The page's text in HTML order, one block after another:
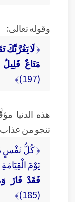
وقوله تعالى:
﴿
مَتَاعٌ قَلِيلٌ
(197)﴾
هذه الدنيا
تنجو من عذاب
﴿ كُلُّ نَفْسٍ
يَوْمَ الْقِيَامَةِ
فَقَدْ فَازَ
(185)﴾